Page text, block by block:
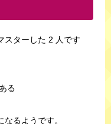
スターした 2 人です
る
るようです。